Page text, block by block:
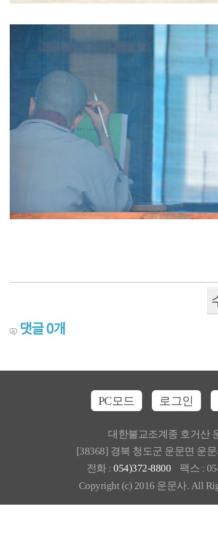
댓글0개
PC모드 로그인
대한불교조계종 호거산
[38368] 경북 청도군 운문면 운
전화 : 054)372-8800 팩스 :
Copyright (c) 2016 운문사. All